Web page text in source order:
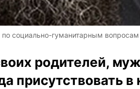
социально-гуманитарным
родителей,
присутствовать